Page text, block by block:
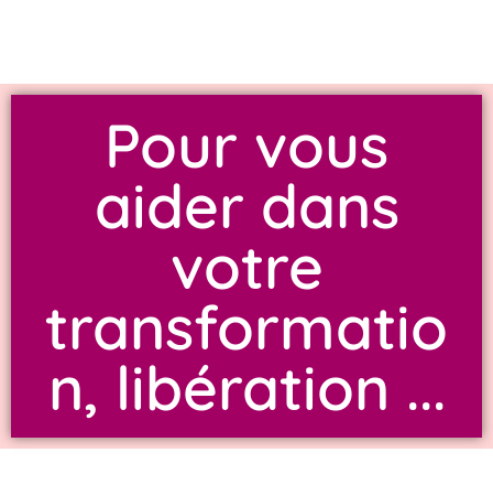
Pour vous
aider dans
votre
transformatio
n, libération ...